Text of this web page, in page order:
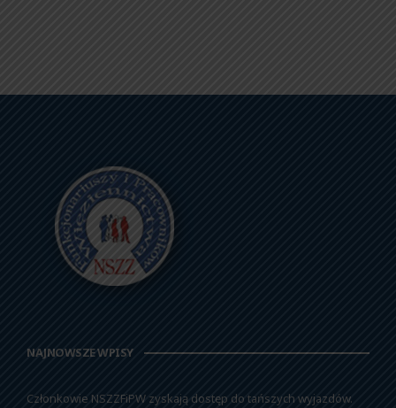
NAJNOWSZE WPISY
Członkowie NSZZFiPW zyskają dostęp do tańszych wyjazdów.